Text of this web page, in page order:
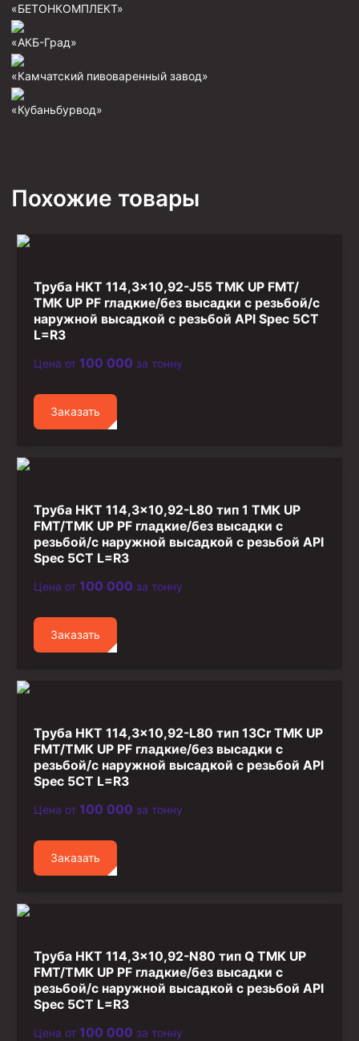
Райберы конусные
Фрезеры кольцевые
Метчики ловильные
Рукава буровые
Стропы
Стропы канатные ВК
Стропы канатные
Стропы текстильные
Стропы цепные
Канаты стальные
«БЕТОНКОМПЛЕКТ»
«АКБ-Град»
«Камчатский пивоваренный завод»
«Кубаньбурвод»
Похожие товары
Труба НКТ 114,3×10,92-J55 ТМК UP FMT/
ТМК UP PF гладкие/без высадки с резьбой/с
наружной высадкой с резьбой API Spec 5CT
L=R3
Цена от 100 000 за тонну
Заказать
Труба НКТ 114,3×10,92-L80 тип 1 ТМК UP
FMT/ТМК UP PF гладкие/без высадки с
резьбой/с наружной высадкой с резьбой API
Spec 5CT L=R3
Цена от 100 000 за тонну
Заказать
Труба НКТ 114,3×10,92-L80 тип 13Cr ТМК UP
FMT/ТМК UP PF гладкие/без высадки с
резьбой/с наружной высадкой с резьбой API
Spec 5CT L=R3
Цена от 100 000 за тонну
Заказать
Труба НКТ 114,3×10,92-N80 тип Q ТМК UP
FMT/ТМК UP PF гладкие/без высадки с
резьбой/с наружной высадкой с резьбой API
Spec 5CT L=R3
Цена от 100 000 за тонну